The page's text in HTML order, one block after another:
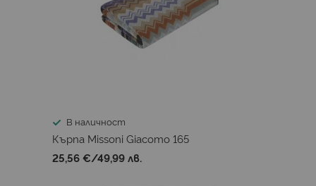
В наличност
Кърпа Missoni Giacomo 165
25,56 €/49,99 лв.